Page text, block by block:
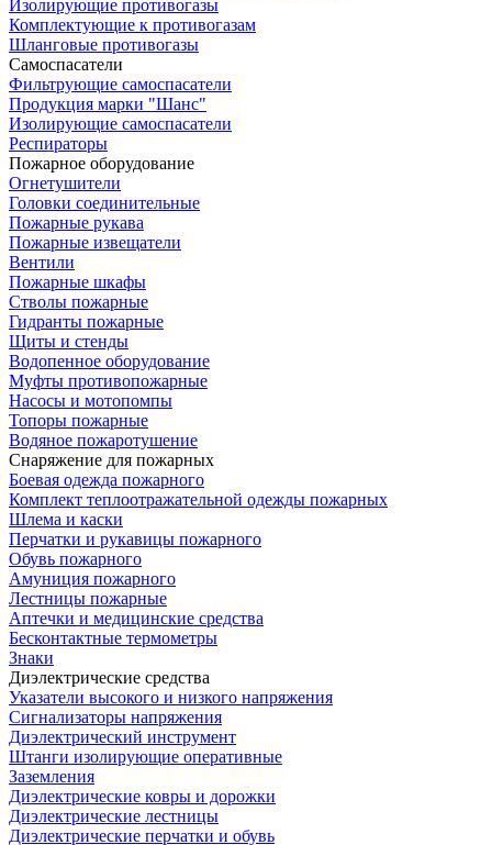
Изолирующие противогазы
Комплектующие к противогазам
Шланговые противогазы
Самоспасатели
Фильтрующие самоспасатели
Продукция марки "Шанс"
Изолирующие самоспасатели
Респираторы
Пожарное оборудование
Огнетушители
Головки соединительные
Пожарные рукава
Пожарные извещатели
Вентили
Пожарные шкафы
Стволы пожарные
Гидранты пожарные
Щиты и стенды
Водопенное оборудование
Муфты противопожарные
Насосы и мотопомпы
Топоры пожарные
Водяное пожаротушение
Снаряжение для пожарных
Боевая одежда пожарного
Комплект теплоотражательной одежды пожарных
Шлема и каски
Перчатки и рукавицы пожарного
Обувь пожарного
Амуниция пожарного
Лестницы пожарные
Аптечки и медицинские средства
Бесконтактные термометры
Знаки
Диэлектрические средства
Указатели высокого и низкого напряжения
Сигнализаторы напряжения
Диэлектрический инструмент
Штанги изолирующие оперативные
Заземления
Диэлектрические ковры и дорожки
Диэлектрические лестницы
Диэлектрические перчатки и обувь